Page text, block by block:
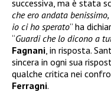
successiva, ma è stata
che ero andata
io ci ho sperato” ha
“Guardi che lo dicono a
Fagnani , in risposta.
sincera in ogni sua
qualche critica nei
Ferragni.